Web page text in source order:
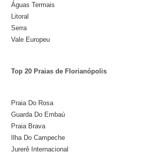
Águas Termais
Litoral
Serra
Vale Europeu
Top 20 Praias de Florianópolis
Praia Do Rosa
Guarda Do Embaú
Praia Brava
Ilha Do Campeche
Jurerê Internacional